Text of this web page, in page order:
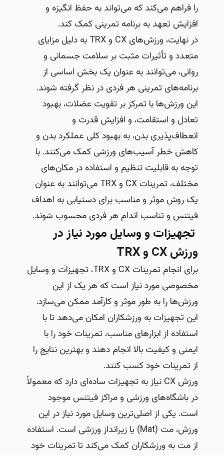
را فراهم می‌کند که می‌تواند به حفظ انگیزه و
افزایش تعهد به برنامه تمرینی کمک کند.
در نهایت، ورزش‌های CX و TRX به دلیل مزایای
متعدد و تأثیرات مثبت بر سلامت جسمانی و
روانی، می‌توانند به عنوان یک بخش اساسی از
برنامه‌های تمرینی هر فردی در نظر گرفته شوند.
این ورزش‌ها با تمرکز بر تقویت عضلات، بهبود
تعادل و استقامت، و افزایش قدرت و
انعطاف‌پذیری بدن، به بهبود کلی عملکرد بدن و
کاهش خطر آسیب‌های ورزشی کمک می‌کنند. با
توجه به قابلیت تنظیم و استفاده در مکان‌های
مختلف، تمرینات CX و TRX می‌توانند به عنوان
یک روش موثر و مناسب برای دستیابی به اهداف
فیتنس و تناسب اندام هر فردی محسوب شوند.
تجهیزات و وسایل مورد نیاز در
ورزش CX و TRX
برای انجام تمرینات CX و TRX، تجهیزات و وسایل
مخصوصی مورد نیاز است که هر یک از این
ورزش‌ها را به طور موثر و کارآمد ممکن می‌سازد.
این تجهیزات به ورزشکاران امکان می‌دهد تا با
استفاده از ابزارهای مناسب، تمرینات خود را با
ایمنی و کیفیت بالا انجام دهند و بهترین نتایج را
از تمرینات خود کسب کنند.
ورزش CX نیاز به تجهیزات ساده‌ای دارد که معمولاً
در باشگاه‌های ورزشی و مراکز فیتنس موجود
است. یکی از اصلی‌ترین وسایل مورد نیاز در این
ورزش، مت (Mat) یا زیرانداز ورزشی است. استفاده
از مت به ورزشکاران کمک می‌کند تا تمرینات خود